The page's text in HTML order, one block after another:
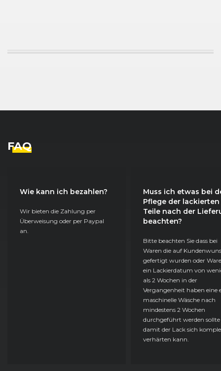
FAQ
Wie kann ich bezahlen?
Wir bieten die Zahlung per
Überweisung oder per Paypal
an.
Muss ich etwas bei
Pflege der lackierten
Teile nach der
beachten?
Bitte beachten Sie dass bei
Waren die auf
gefertigt wurden oder
ein Lackierdatum von
als 2 Wochen in der
Vergangenheit haben eine
maschinelle Wäsche nach
mindestens 2 Wochen
durchgeführt werden sollte
damit der Lack sich
verhärten kann.